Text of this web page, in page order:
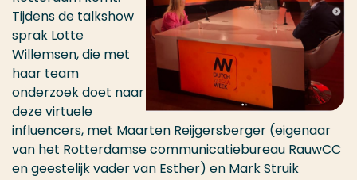
Tijdens de talkshow
sprak Lotte
Willemsen, die met
haar team
onderzoek doet naar
deze virtuele
influencers, met Maarten Reijgersberger (eigenaar
van het Rotterdamse communicatiebureau RauwCC
en geestelijk vader van Esther) en Mark Struik